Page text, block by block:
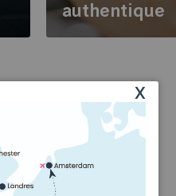
authentique
aussi
x